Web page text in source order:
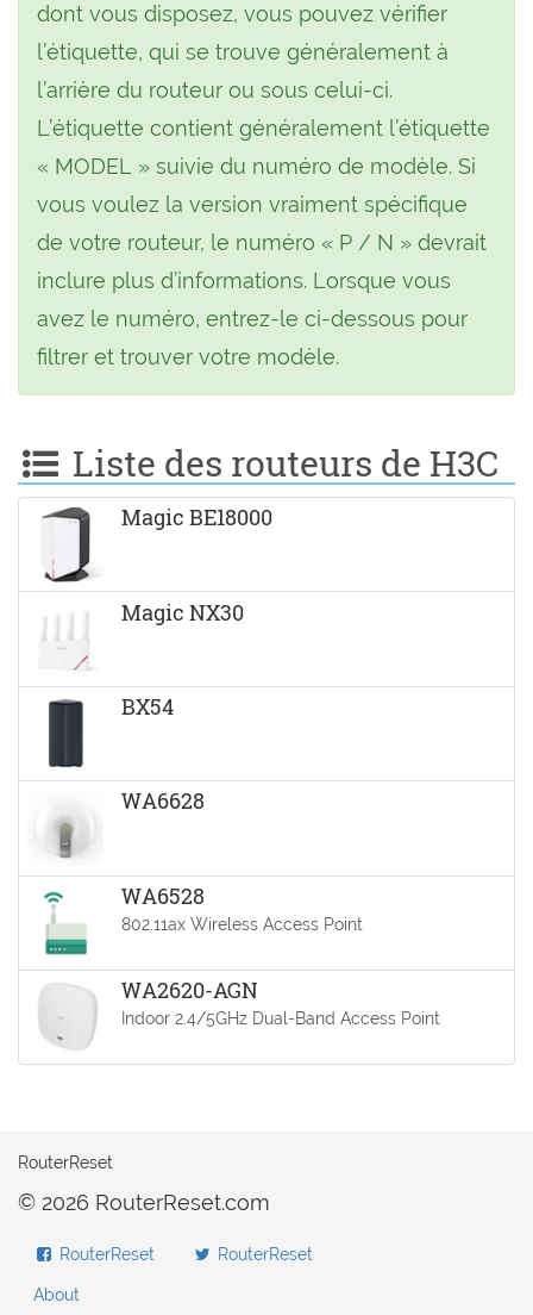
dont vous disposez, vous pouvez vérifier
l’étiquette, qui se trouve généralement à
l’arrière du routeur ou sous celui-ci.
L’étiquette contient généralement l’étiquette
« MODEL » suivie du numéro de modèle. Si
vous voulez la version vraiment spécifique
de votre routeur, le numéro « P / N » devrait
inclure plus d’informations. Lorsque vous
avez le numéro, entrez-le ci-dessous pour
filtrer et trouver votre modèle.
Liste des routeurs de H3C
Magic BE18000
Magic NX30
BX54
WA6628
WA6528
802.11ax Wireless Access Point
WA2620-AGN
Indoor 2.4/5GHz Dual-Band Access Point
RouterReset
© 2026 RouterReset.com
RouterReset RouterReset
About